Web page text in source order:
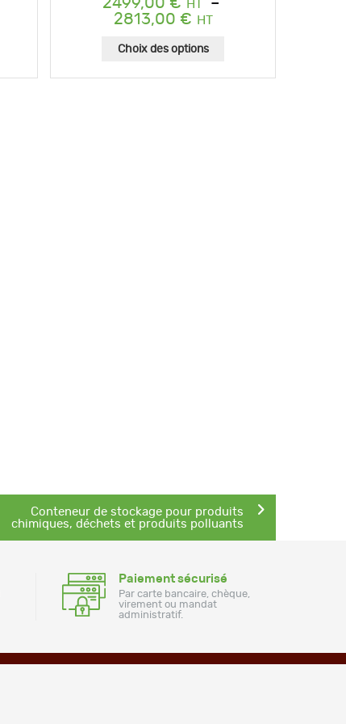
2499,00 €
–
2813,00 €
Plage
à
Choix des options
Article
suivant :
Conteneur de stockage pour produits
chimiques, déchets et produits polluants
Paiement sécurisé
Par carte bancaire, chèque,
virement ou mandat
administratif.